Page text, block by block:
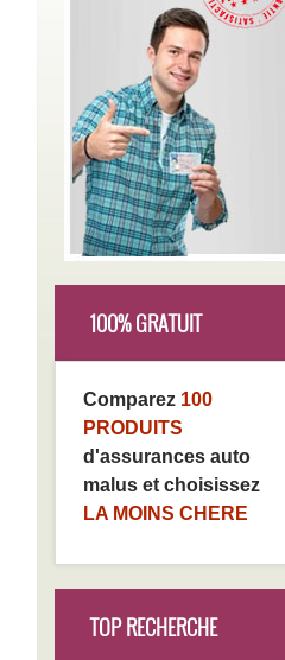
100% GRATUIT
Comparez 100
PRODUITS
d'assurances auto
malus et choisissez
LA MOINS CHERE
TOP RECHERCHE